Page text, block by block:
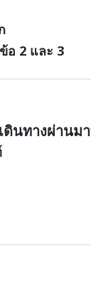
อ 2 และ 3
ดินทางผ่านม